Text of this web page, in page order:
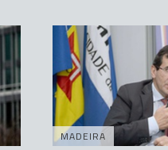
MADEIRA